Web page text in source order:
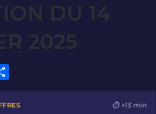
DU 14
2025
ar
ta
⏱ +15 min